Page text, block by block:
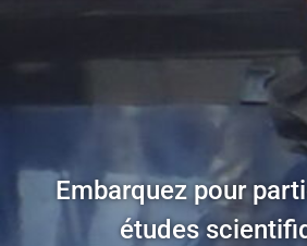
Embarquez pour
études